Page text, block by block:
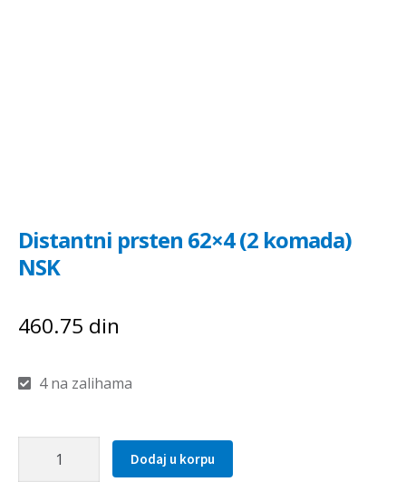
Distantni prsten 62×4 (2 komada)
NSK
460.75 din
4 na zalihama
prsten
Dodaj u korpu